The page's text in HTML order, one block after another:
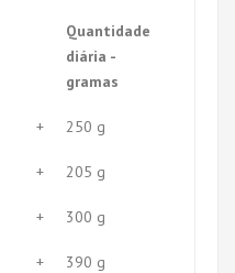
Quantidade
diária -
gramas
+ 250 g
+ 205 g
+ 300 g
+ 390 g